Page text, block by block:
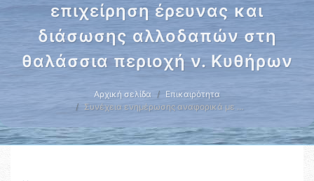
επιχείρηση έρευνας και
διάσωσης αλλοδαπών στη
θαλάσσια περιοχή ν. Κυθήρων
Αρχική σελίδα
Επικαιρότητα
Συνέχεια ενημέρωσης αναφορικά με …